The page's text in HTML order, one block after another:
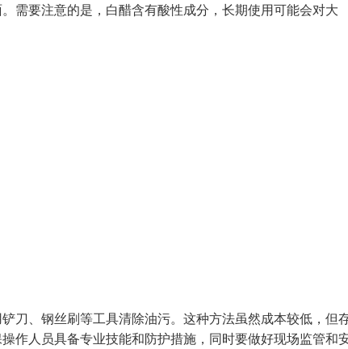
需要注意的是，白醋含有酸性成分，长期使用可能会对大
刀、钢丝刷等工具清除油污。这种方法虽然成本较低，但
作人员具备专业技能和防护措施，同时要做好现场监管和